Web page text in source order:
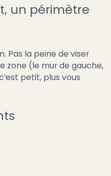
un périmètre
Pas la peine de viser
zone (le mur de gauche,
petit, plus vous